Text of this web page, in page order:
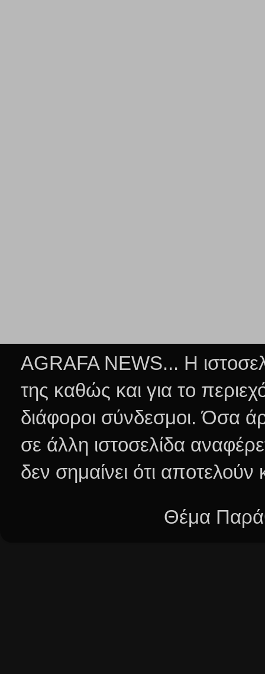
AGRAFA NEWS... Η
της καθώς και για το
διάφοροι σύνδεσμοι.Όσα
σε άλλη ιστοσελίδα
δεν σημαίνει ότι
Θέμα